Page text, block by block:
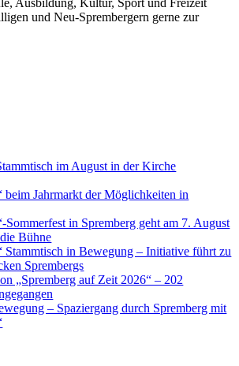
und Neu-Sprembergern gerne zur
im August in der Kirche
beim Jahrmarkt der Möglichkeiten in
Sommerfest in Spremberg geht am 7. August
Bühne
Stammtisch in Bewegung – Initiative führt zu
Sprembergs
„Spremberg auf Zeit 2026“ – 202
– Spaziergang durch Spremberg mit